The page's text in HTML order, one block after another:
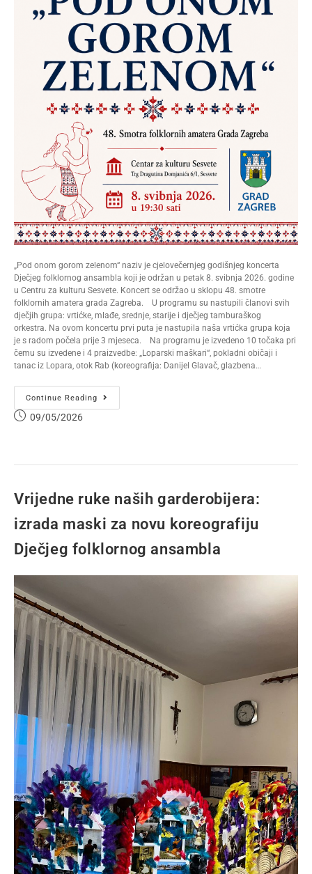
„Pod onom gorom zelenom“ naziv je cjelovečernjeg godišnjeg koncerta
Dječjeg folklornog ansambla koji je održan u petak 8. svibnja 2026. godine
u Centru za kulturu Sesvete. Koncert se održao u sklopu 48. smotre
folklornih amatera grada Zagreba. U programu su nastupili članovi svih
dječjih grupa: vrtićke, mlađe, srednje, starije i dječjeg tamburaškog
orkestra. Na ovom koncertu prvi puta je nastupila naša vrtićka grupa koja
je s radom počela prije 3 mjeseca. Na programu je izvedeno 10 točaka pri
čemu su izvedene i 4 praizvedbe: „Loparski maškari“, pokladni običaji i
tanac iz Lopara, otok Rab (koreografija: Danijel Glavač, glazbena…
Continue Reading
09/05/2026
Vrijedne ruke naših garderobijera:
izrada maski za novu koreografiju
Dječjeg folklornog ansambla